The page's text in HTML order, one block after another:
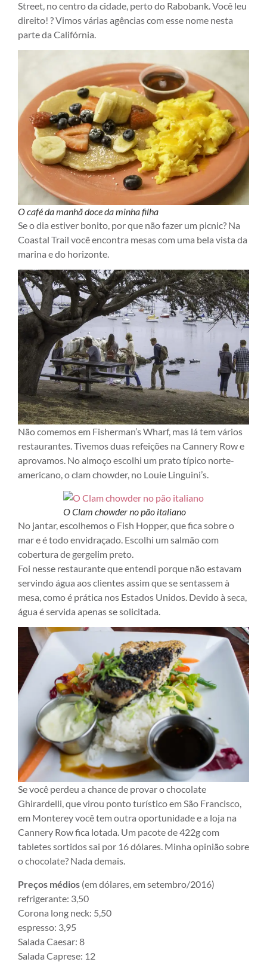
Street, no centro da cidade, perto do Rabobank. Você leu
direito! ? Vimos várias agências com esse nome nesta
parte da Califórnia.
O café da manhã doce da minha filha
Se o dia estiver bonito, por que não fazer um picnic? Na
Coastal Trail você encontra mesas com uma bela vista da
marina e do horizonte.
Não comemos em Fisherman’s Wharf, mas lá tem vários
restaurantes. Tivemos duas refeições na Cannery Row e
aprovamos. No almoço escolhi um prato típico norte-
americano, o clam chowder, no Louie Linguini’s.
O Clam chowder no pão italiano
No jantar, escolhemos o Fish Hopper, que fica sobre o
mar e é todo envidraçado. Escolhi um salmão com
cobertura de gergelim preto.
Foi nesse restaurante que entendi porque não estavam
servindo água aos clientes assim que se sentassem à
mesa, como é prática nos Estados Unidos. Devido à seca,
água é servida apenas se solicitada.
Se você perdeu a chance de provar o chocolate
Ghirardelli, que virou ponto turístico em São Francisco,
em Monterey você tem outra oportunidade e a loja na
Cannery Row fica lotada. Um pacote de 422g com
tabletes sortidos sai por 16 dólares. Minha opinião sobre
o chocolate? Nada demais.
Preços médios (em dólares, em setembro/2016)
refrigerante: 3,50
Corona long neck: 5,50
espresso: 3,95
Salada Caesar: 8
Salada Caprese: 12